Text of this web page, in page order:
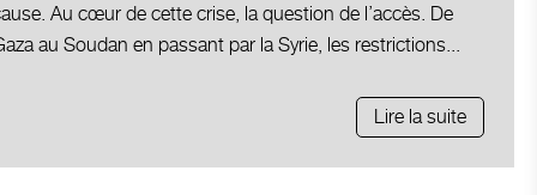
Au cœur de cette crise, la question de l’accès. De
au Soudan en passant par la Syrie, les restrictions...
Lire la suite